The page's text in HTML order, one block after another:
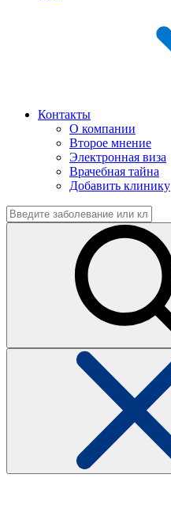
Контакты
О компании
Второе мнение
Электронная виза
Врачебная тайна
Добавить клинику